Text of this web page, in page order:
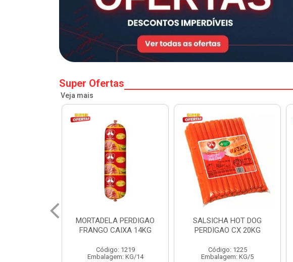
Super Ofertas
Veja mais
SALSICHA HOT DOG
PERDIGAO CX 20KG
Código: 1225
Embalagem: KG/5
PERNIL SUINO C/OSSO
COPAVEL KG
Código: 12301
Embalagem: CX/± 19,56 KG